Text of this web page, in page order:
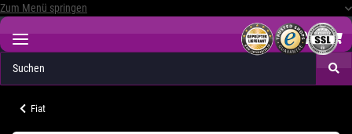
Zum Menü springen
Fiat